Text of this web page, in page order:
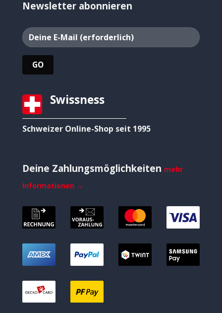
Newsletter abonnieren
Swissness
Schweizer Online-Shop seit 1995
Deine Zahlungsmöglichkeiten mehr
Informationen →